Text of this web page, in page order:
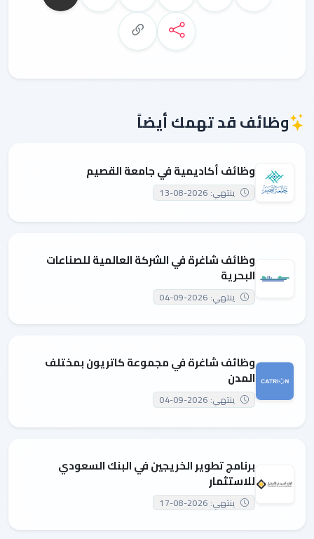
وظائف قد تهمك أيضاً
وظائف أكاديمية في جامعة القصيم
ينتهي: 2026-08-13
وظائف شاغرة في الشركة العالمية للصناعات
البحرية
ينتهي: 2026-09-04
وظائف شاغرة في مجموعة كاتريون بمختلف
المدن
ينتهي: 2026-09-04
برنامج تطوير الخريجين في البنك السعودي
للاستثمار
ينتهي: 2026-08-17